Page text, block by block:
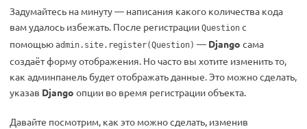
Задумайтесь на минуту — написания какого количества кода
вам удалось избежать. После регистрации Question с
помощью admin.site.register(Question) — Django сама
создаёт форму отображения. Но часто вы хотите изменить то,
как админпанель будет отображать данные. Это можно сделать,
указав Django опции во время регистрации объекта.
Давайте посмотрим, как это можно сделать, изменив